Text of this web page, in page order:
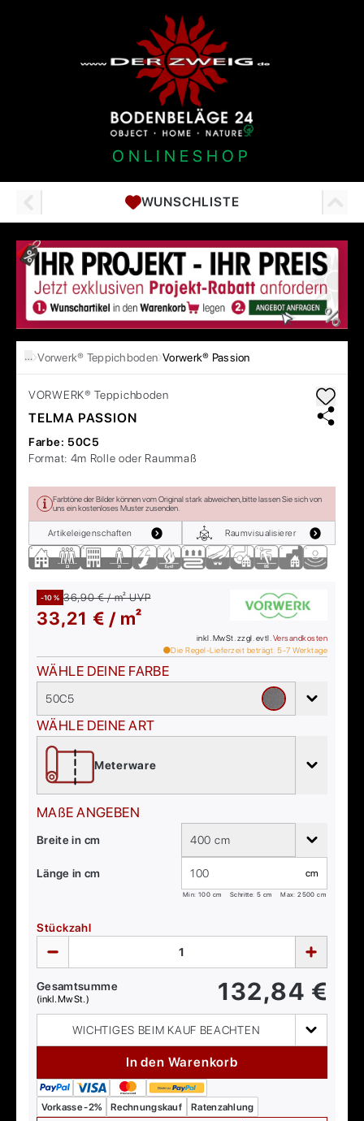
ONLINESHOP
WUNSCHLISTE
… Vorwerk® Teppichboden Vorwerk® Passion
VORWERK® Teppichboden
TELMA PASSION
Farbe: 50C5
Format: 4m Rolle oder Raummaß
Farbtöne der Bilder können vom Original stark abweichen, bitte lassen Sie sich von
uns ein kostenloses Muster zusenden.
Artikeleigenschaften Raumvisualisierer
-10 % 36,90 € / m²UVP
33,21 € / m²
inkl. MwSt. zzgl. evtl. Versandkosten
Die Regel-Lieferzeit beträgt: 5-7 Werktage
WÄHLE DEINE FARBE
50C5
WÄHLE DEINE ART
Meterware
MAßE ANGEBEN
Breite in cm 400 cm
Länge in cm cm
Min: 100 cm Schritte: 5 cm Max:2500 cm
Stückzahl
Gesamtsumme
(inkl. MwSt.) 132,84 €
WICHTIGES BEIM KAUF BEACHTEN
In den Warenkorb
Vorkasse -2% Rechnungskauf Ratenzahlung